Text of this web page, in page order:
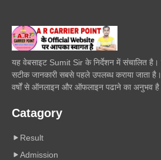
यह वेबसाइट Sumit Sir के निर्देशन में संचालित
सटीक जानकारी सबसे पहले उपलब्ध कराया जाता
वर्षों से ऑनलाइन और ऑफलाइन पढाने का अनुभव
Catagory
Result
Admission